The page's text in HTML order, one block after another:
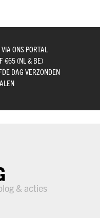
ONS PORTAL
€65 (NL & BE)
DAG VERZONDEN
& acties